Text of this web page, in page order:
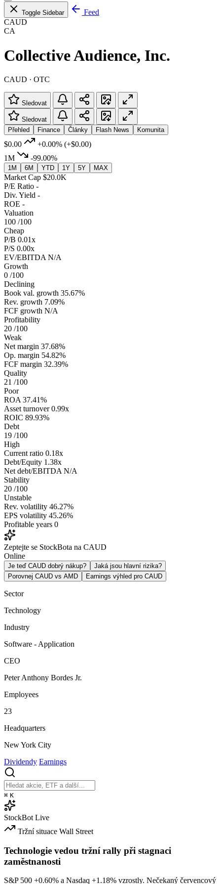
Toggle Sidebar
Feed
CAUD
CA
Collective Audience, Inc.
CAUD · OTC
Sledovat
Sledovat
Přehled
Finance Články Flash News Komunita
$0.00 +0.00% (+$0.00)
1M
-99.00%
1M 6M YTD 1Y 5Y MAX
Market Cap $20.0K
P/E Ratio -
Div. Yield -
ROE -
Valuation
100 /100
Cheap
P/B 0.01x
P/S 0.00x
EV/EBITDA N/A
Growth
0 /100
Declining
Book val. growth 35.67%
Rev. growth 7.09%
FCF growth N/A
Profitability
20 /100
Weak
Net margin 37.68%
Op. margin 54.82%
FCF margin 32.39%
Quality
21 /100
Poor
ROA 37.41%
Asset turnover 0.99x
ROIC 89.93%
Debt
19 /100
High
Current ratio 0.18x
Debt/Equity 1.38x
Net debt/EBITDA N/A
Stability
20 /100
Unstable
Rev. volatility 46.27%
EPS volatility 45.26%
Profitable years 0
Zeptejte se StockBota na CAUD
Online
Je teď CAUD dobrý nákup?
Jaká jsou hlavní rizika?
Porovnej CAUD vs AMD
Earnings výhled pro CAUD
Sector
Technology
Industry
Software - Application
CEO
Peter Anthony Bordes Jr.
Employees
23
Headquarters
New York City
Dividendy Earnings
⌘ K
StockBot Live
Tržní situace Wall Street
Technologie vedou tržní rally při stagnaci
zaměstnanosti
S&P 500 +0.60% a Nasdaq +1.18% vzrostly. Nečekaný červencový